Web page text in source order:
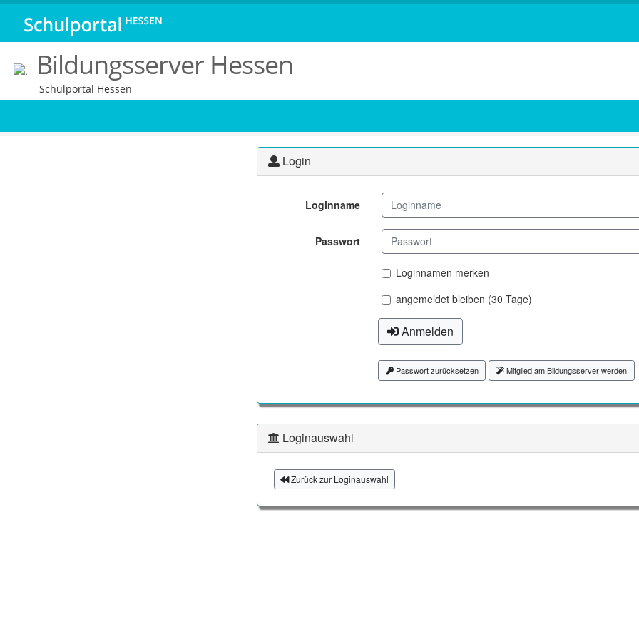
Bildungsserver Hessen
Schulportal Hessen
Login
Loginname
Passwort
Loginnamen merken
angemeldet bleiben (30 Tage)
Anmelden
Passwort zurücksetzen Mitglied am Bildungsserver werden
Loginauswahl
Zurück zur Loginauswahl